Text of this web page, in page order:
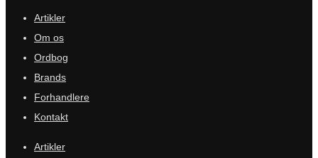
Artikler
Om os
Ordbog
Brands
Forhandlere
Kontakt
Artikler